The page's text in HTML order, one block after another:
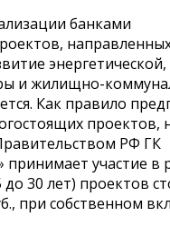
банками
энергетической,
и жилищно-
Как правило
проектов,
РФ ГК
участие в
до 30 лет) проектов
при собственном